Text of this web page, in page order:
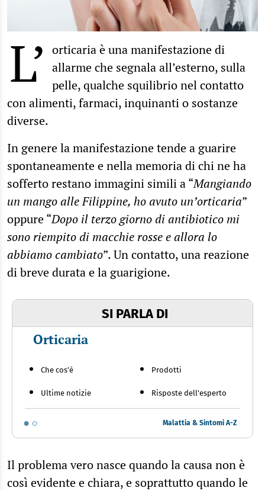
L’ orticaria è una manifestazione di
allarme che segnala all’esterno, sulla
pelle, qualche squilibrio nel contatto
con alimenti, farmaci, inquinanti o sostanze
diverse.
In genere la manifestazione tende a guarire
spontaneamente e nella memoria di chi ne ha
sofferto restano immagini simili a “Mangiando
un mango alle Filippine, ho avuto un’orticaria”
oppure “Dopo il terzo giorno di antibiotico mi
sono riempito di macchie rosse e allora lo
abbiamo cambiato”. Un contatto, una reazione
di breve durata e la guarigione.
SI PARLA DI
Orticaria
Che cos'è
Ultime notizie
Prodotti
Risposte dell'esperto
Malattia & Sintomi A-Z
Il problema vero nasce quando la causa non è
così evidente e chiara, e soprattutto quando le